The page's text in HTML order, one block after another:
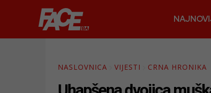
NASLOVNICA VIJESTI CRNA HRONIKA